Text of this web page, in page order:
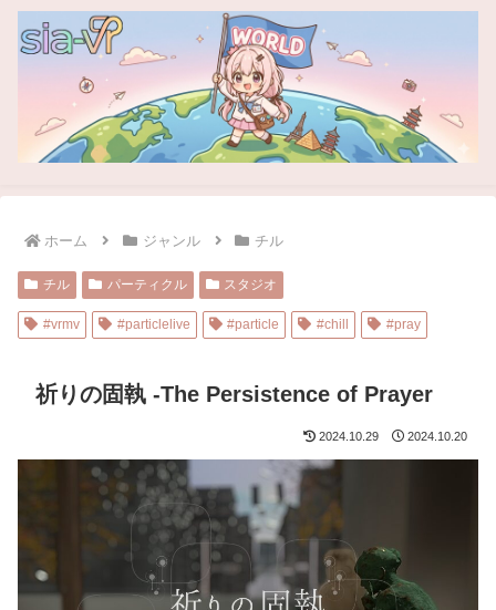
ホーム ジャンル チル
チル パーティクル スタジオ
#vrmv #particlelive #particle #chill #pray
祈りの固執 -The Persistence of Prayer
2024.10.29 2024.10.20